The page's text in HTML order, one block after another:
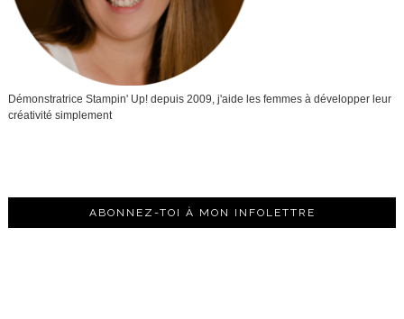
Démonstratrice Stampin' Up! depuis 2009, j'aide les femmes à développer leur
créativité simplement
ABONNEZ-TOI À MON INFOLETTRE